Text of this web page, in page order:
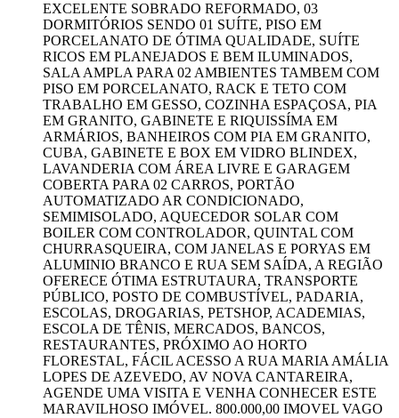
EXCELENTE SOBRADO REFORMADO, 03
DORMITÓRIOS SENDO 01 SUÍTE, PISO EM
PORCELANATO DE ÓTIMA QUALIDADE, SUÍTE
RICOS EM PLANEJADOS E BEM ILUMINADOS,
SALA AMPLA PARA 02 AMBIENTES TAMBEM COM
PISO EM PORCELANATO, RACK E TETO COM
TRABALHO EM GESSO, COZINHA ESPAÇOSA, PIA
EM GRANITO, GABINETE E RIQUISSÍMA EM
ARMÁRIOS, BANHEIROS COM PIA EM GRANITO,
CUBA, GABINETE E BOX EM VIDRO BLINDEX,
LAVANDERIA COM ÁREA LIVRE E GARAGEM
COBERTA PARA 02 CARROS, PORTÃO
AUTOMATIZADO AR CONDICIONADO,
SEMIMISOLADO, AQUECEDOR SOLAR COM
BOILER COM CONTROLADOR, QUINTAL COM
CHURRASQUEIRA, COM JANELAS E PORYAS EM
ALUMINIO BRANCO E RUA SEM SAÍDA, A REGIÃO
OFERECE ÓTIMA ESTRUTAURA, TRANSPORTE
PÚBLICO, POSTO DE COMBUSTÍVEL, PADARIA,
ESCOLAS, DROGARIAS, PETSHOP, ACADEMIAS,
ESCOLA DE TÊNIS, MERCADOS, BANCOS,
RESTAURANTES, PRÓXIMO AO HORTO
FLORESTAL, FÁCIL ACESSO A RUA MARIA AMÁLIA
LOPES DE AZEVEDO, AV NOVA CANTAREIRA,
AGENDE UMA VISITA E VENHA CONHECER ESTE
MARAVILHOSO IMÓVEL. 800.000,00 IMOVEL VAGO